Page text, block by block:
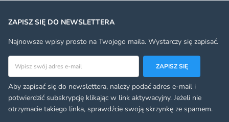
ZAPISZ SIĘ DO NEWSLETTERA
Najnowsze wpisy prosto na Twojego maila. Wystarczy się zapisać.
Adres email
ZAPISZ SIĘ
Aby zapisać się do newslettera, należy podać adres e-mail i
potwierdzić subskrypcję klikając w link aktywacyjny. Jeżeli nie
otrzymacie takiego linka, sprawdźcie swoją skrzynkę ze spamem.